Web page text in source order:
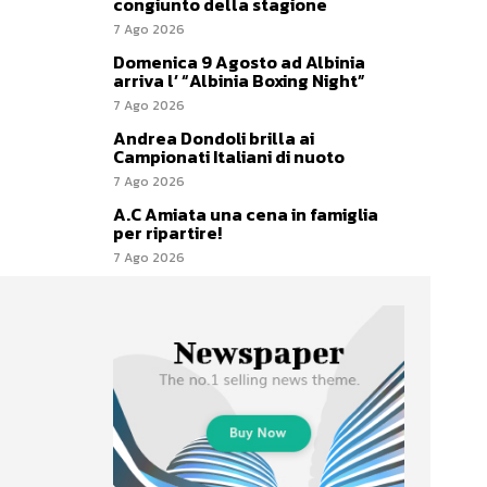
7 Ago 2026
Domenica 9 Agosto ad Albinia
arriva l’ “Albinia Boxing Night”
7 Ago 2026
Andrea Dondoli brilla ai
Campionati Italiani di nuoto
7 Ago 2026
A.C Amiata una cena in famiglia
per ripartire!
7 Ago 2026